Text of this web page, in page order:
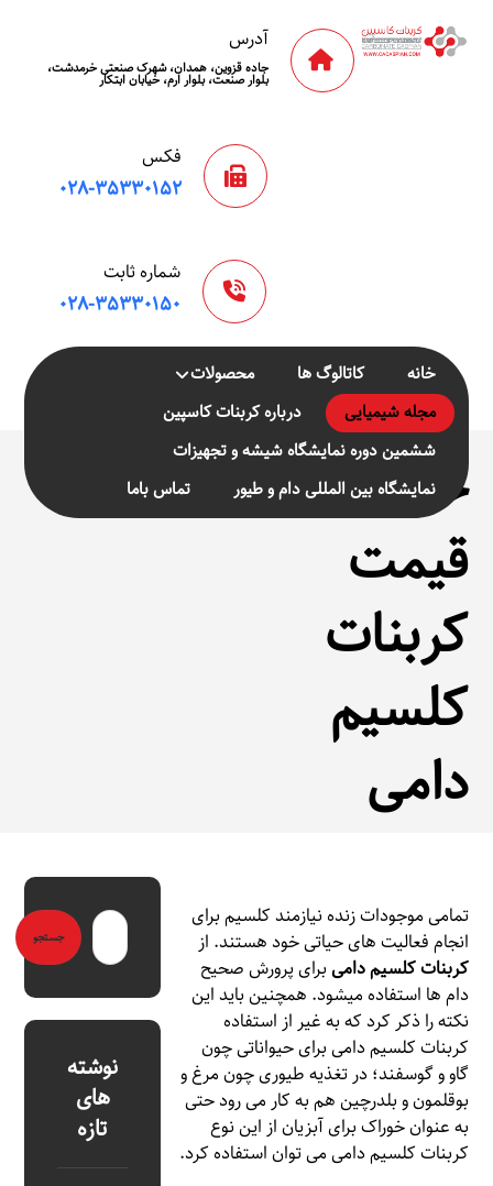
آدرس
جاده قزوین، همدان، شهرک صنعتی خرمدشت،
بلوار صنعت، بلوار ارم، خیابان ابتکار
فکس
۰۲۸-۳۵۳۳۰۱۵۲
شماره ثابت
۰۲۸-۳۵۳۳۰۱۵۰
خانه کاتالوگ ها
محصولات
مجله شیمیایی
درباره کربنات کاسپین
ششمین دوره نمایشگاه شیشه و تجهیزات
نمایشگاه بین المللی دام و طیور
تماس باما
خرید و
قیمت
کربنات
کلسیم
دامی
تمامی موجودات زنده نیازمند کلسیم برای
انجام فعالیت های حیاتی خود هستند. از
کربنات کلسیم دامیبرای پرورش صحیح
دام ها استفاده میشود. همچنین باید این
نکته را ذکر کرد که به غیر از استفاده
کربنات کلسیم دامی برای حیواناتی چون
گاو و گوسفند؛ در تغذیه طیوری چون مرغ و
بوقلمون و بلدرچین هم به کار می ‌رود حتی
به عنوان خوراک برای آبزیان از این نوع
کربنات کلسیم دامی می توان استفاده کرد.
نوشته
های
تازه